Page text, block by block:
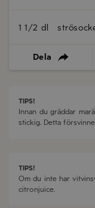
1 1/2 dl
Dela
TIPS!
Innan du gräddar
stickig. Detta
TIPS!
Om du inte har
citronjuice.